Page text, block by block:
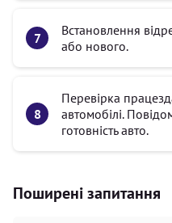
Встановлення
або нового.
Перевірка
автомобілі.
готовність авто.
Поширені запитання